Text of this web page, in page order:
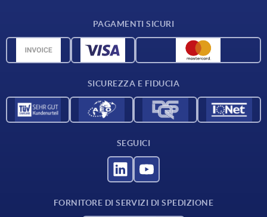
Dati CAD
PAGAMENTI SICURI
SICUREZZA E FIDUCIA
SEGUICI
FORNITORE DI SERVIZI DI SPEDIZIONE